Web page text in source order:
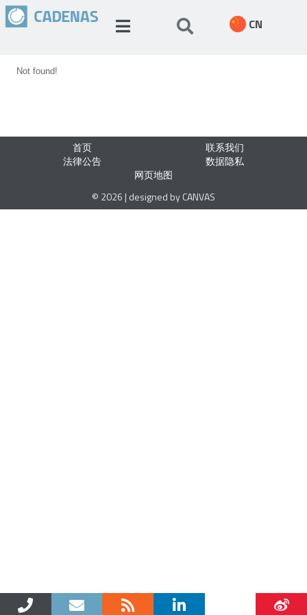
CN
Not found!
首页
联系我们
法律公告
数据隐私
网页地图
© 2026 | designed by CANVAS